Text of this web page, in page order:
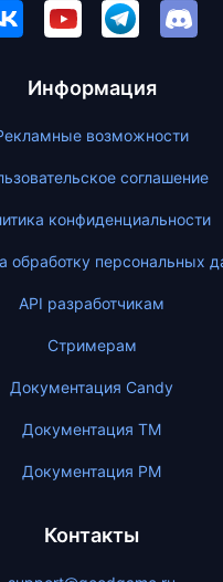
Информация
возможности
соглашение
конфиденциальности
обработку персональных
API разработчикам
Стримерам
Документация Candy
Документация ТМ
Документация PM
Контакты